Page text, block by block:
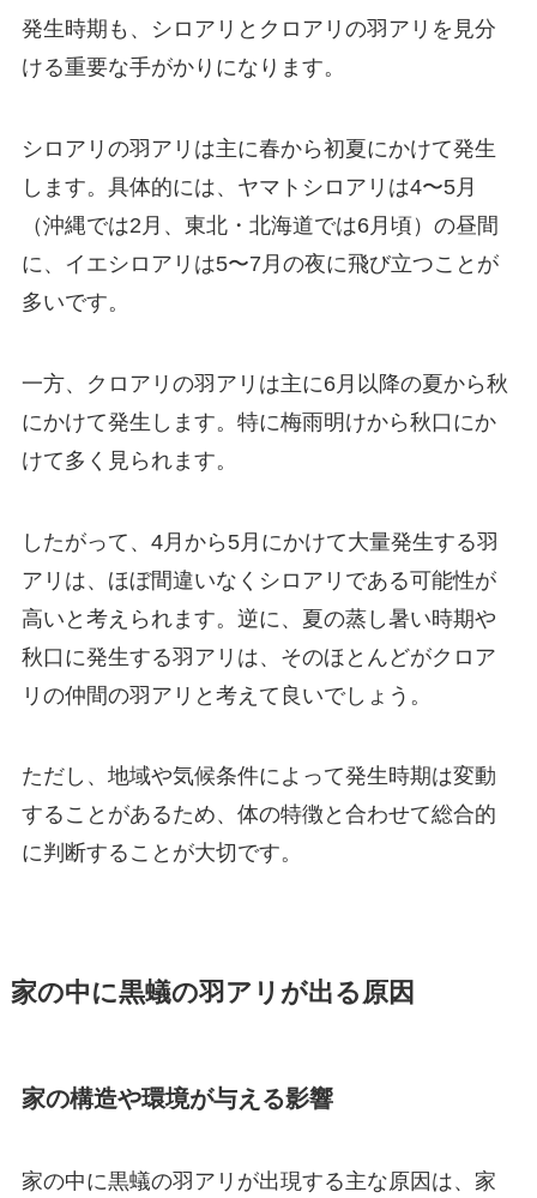
発生時期も、シロアリとクロアリの羽アリを見分
ける重要な手がかりになります。
シロアリの羽アリは主に春から初夏にかけて発生
します。具体的には、ヤマトシロアリは4〜5月
（沖縄では2月、東北・北海道では6月頃）の昼間
に、イエシロアリは5〜7月の夜に飛び立つことが
多いです。
一方、クロアリの羽アリは主に6月以降の夏から秋
にかけて発生します。特に梅雨明けから秋口にか
けて多く見られます。
したがって、4月から5月にかけて大量発生する羽
アリは、ほぼ間違いなくシロアリである可能性が
高いと考えられます。逆に、夏の蒸し暑い時期や
秋口に発生する羽アリは、そのほとんどがクロア
リの仲間の羽アリと考えて良いでしょう。
ただし、地域や気候条件によって発生時期は変動
することがあるため、体の特徴と合わせて総合的
に判断することが大切です。
家の中に黒蟻の羽アリが出る原因
家の構造や環境が与える影響
家の中に黒蟻の羽アリが出現する主な原因は、家